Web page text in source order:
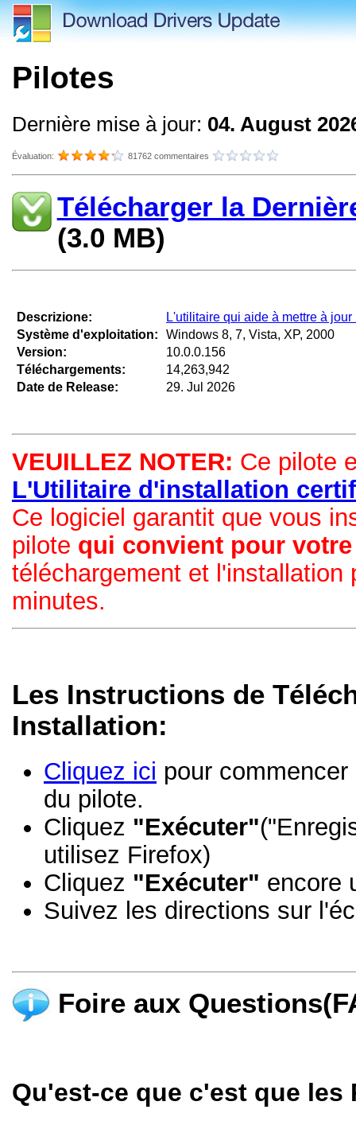
Pilotes
Dernière mise à jour: 04. August
Évaluation: 81762 commentaires
Télécharger la
(3.0 MB)
Descrizione:
Système d'exploitation:
Version:
Téléchargements:
Date de Release:
L'utilitaire qui aide à mettre à
Windows 8, 7, Vista, XP, 2000
10.0.0.156
14,263,942
29. Jul 2026
VEUILLEZ NOTER: Ce pilote
L'Utilitaire d'installation
Ce logiciel garantit que vous
pilote qui convient pour
téléchargement et l'installation
minutes.
Les Instructions de
Installation:
Cliquez ici pour
du pilote.
Cliquez "Exécuter"
utilisez Firefox)
Cliquez "Exécuter" encore
Suivez les directions sur
Foire aux
Qu'est-ce que c'est que les